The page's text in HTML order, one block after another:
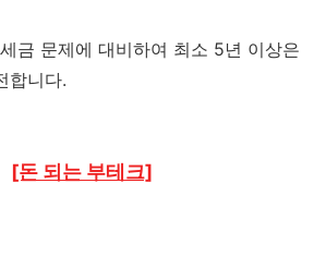
금 문제에 대비하여 최소 5년 이상은
합니다.
[돈 되는 부테크]